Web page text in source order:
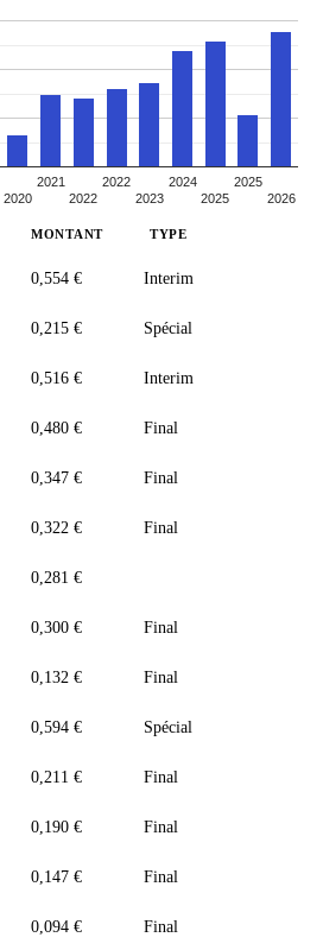
2020
2021
2022
2022
2023
2024
2025
2025
2026
MONTANT TYPE
0,554 € Interim
0,215 € Spécial
0,516 € Interim
0,480 € Final
0,347 € Final
0,322 € Final
0,281 €
0,300 € Final
0,132 € Final
0,594 € Spécial
0,211 € Final
0,190 € Final
0,147 € Final
0,094 € Final